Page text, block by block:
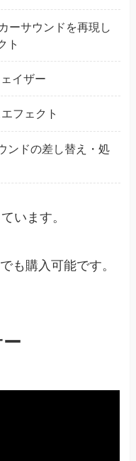
ーサウンドを再現し
ト
イザー
フェクト
ンドの差し替え・処
います。
も購入可能です。